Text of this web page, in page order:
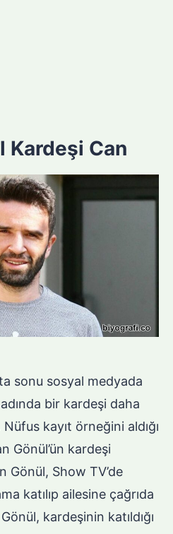
Kardeşi Can
sonu sosyal medyada
bir kardeşi daha
kayıt örneğini aldığı
Gönül’ün kardeşi
Gönül, Show TV’de
katılıp ailesine çağrıda
kardeşinin katıldığı